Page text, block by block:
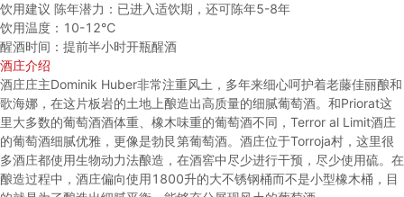
饮用建议 陈年潜力：已进入适饮期，还可陈年5-8年
饮用温度：10-12℃
醒酒时间：提前半小时开瓶醒酒
酒庄介绍
酒庄庄主Dominik Huber非常注重风土，多年来细心呵护着老藤佳丽酿和
歌海娜，在这片板岩的土地上酿造出高质量的细腻葡萄酒。和Priorat这
里大多数的葡萄酒酒体重、橡木味重的葡萄酒不同，Terror al Limit酒庄
的葡萄酒细腻优雅，更像是勃艮第葡萄酒。酒庄位于Torroja村，这里很
多酒庄都使用生物动力法酿造，在酒窖中尽少进行干预，尽少使用硫。在
酿造过程中，酒庄偏向使用1800升的大不锈钢桶而不是小型橡木桶，目